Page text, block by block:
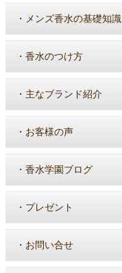
・ メンズ香水の基礎知識
・ 香水のつけ方
・ 主なブランド紹介
・ お客様の声
・ 香水学園ブログ
・ プレゼント
・ お問い合せ